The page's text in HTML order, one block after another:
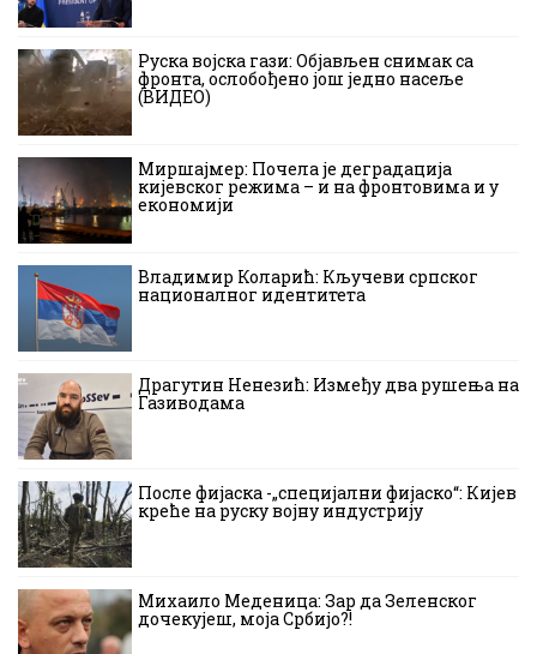
Руска војска гази: Објављен снимак са
фронта, ослобођено још једно насеље
(ВИДЕО)
Миршајмер: Почела је деградација
кијевског режима – и на фронтовима и у
економији
Владимир Коларић: Кључеви српског
националног идентитета
Драгутин Ненезић: Између два рушења на
Газиводама
После фијаска -„специјални фијаско“: Кијев
креће на руску војну индустрију
Михаило Меденица: Зар да Зеленског
дочекујеш, моја Србијо?!